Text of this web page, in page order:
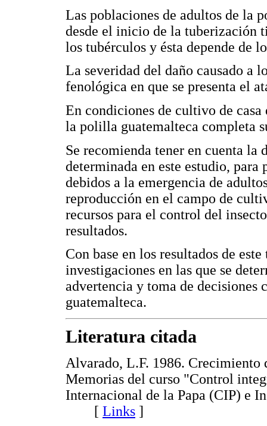
Las poblaciones de adultos de la
desde el inicio de la tuberización
los tubérculos y ésta depende de
La severidad del daño causado a
fenológica en que se presenta el
En condiciones de cultivo de
la polilla guatemalteca completa
Se recomienda tener en cuenta
determinada en este estudio,
debidos a la emergencia de
reproducción en el campo de
recursos para el control del
resultados.
Con base en los resultados de
investigaciones en las que se
advertencia y toma de
guatemalteca.
Literatura citada
Alvarado, L.F. 1986.
Memorias del curso "Control
Internacional de la Papa (CIP) e
[ Links ]